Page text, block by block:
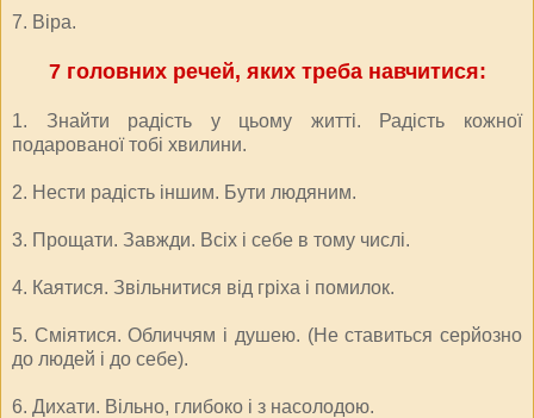
7. Віра.
7 головних речей, яких треба навчитися:
1. Знайти радість у цьому житті. Радість кожної
подарованої тобі хвилини.
2. Нести радість іншим. Бути людяним.
3. Прощати. Завжди. Всіх і себе в тому числі.
4. Каятися. Звільнитися від гріха і помилок.
5. Сміятися. Обличчям і душею. (Не ставиться серйозно
до людей і до себе).
6. Дихати. Вільно, глибоко і з насолодою.